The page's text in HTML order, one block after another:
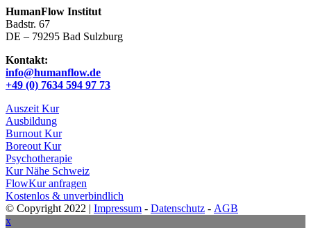
HumanFlow Institut
Badstr. 67
DE – 79295 Bad Sulzburg
Kontakt:
info@humanflow.de
+49 (0) 7634 594 97 73
Auszeit Kur
Ausbildung
Burnout Kur
Boreout Kur
Psychotherapie
Kur Nähe Schweiz
FlowKur anfragen
Kostenlos & unverbindlich
© Copyright 2022 | Impressum - Datenschutz - AGB
x